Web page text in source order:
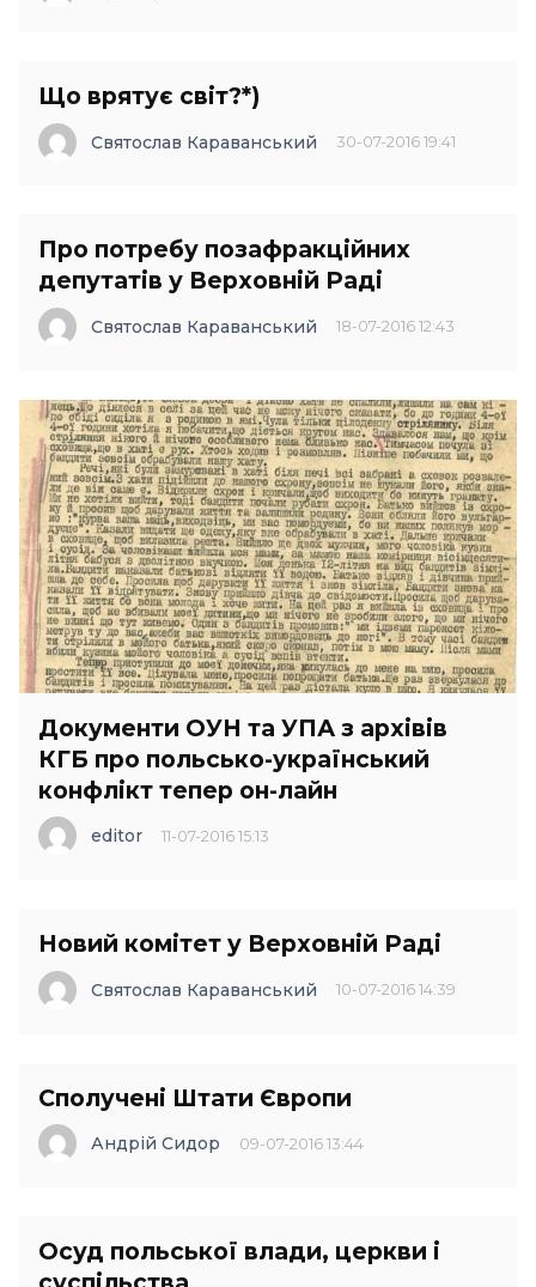
Що врятує світ?*)
Святослав Караванський 30-07-2016 19:41
Про потребу позафракційних
депутатів у Верховній Раді
Святослав Караванський 18-07-2016 12:43
Документи ОУН та УПА з архівів
КГБ про польсько-український
конфлікт тепер он-лайн
editor 11-07-2016 15:13
Новий комітет у Верховній Раді
Святослав Караванський 10-07-2016 14:39
Сполучені Штати Європи
Андрій Сидор 09-07-2016 13:44
Осуд польської влади, церкви і